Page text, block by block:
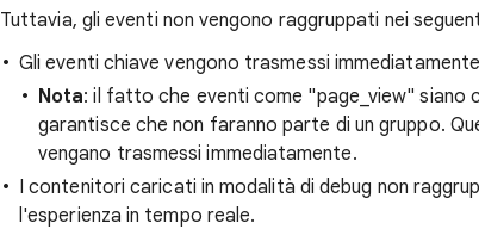
Tuttavia, gli eventi non vengono raggruppati nei
Gli eventi chiave vengono trasmessi
Nota: il fatto che eventi come "page_view" siano
garantisce che non faranno parte di un gruppo.
vengano trasmessi immediatamente.
I contenitori caricati in modalità di debug non
l'esperienza in tempo reale.